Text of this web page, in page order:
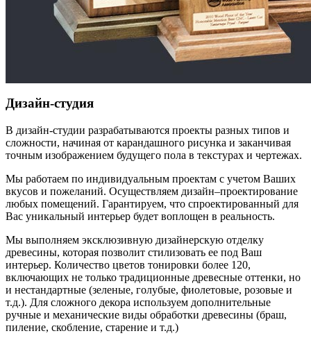
Дизайн-студия
В дизайн-студии разрабатываются проекты разных типов и
сложности, начиная от карандашного рисунка и заканчивая
точным изображением будущего пола в текстурах и чертежах.
Мы работаем по индивидуальным проектам с учетом Ваших
вкусов и пожеланий. Осуществляем дизайн–проектирование
любых помещений. Гарантируем, что спроектированный для
Вас уникальный интерьер будет воплощен в реальность.
Мы выполняем эксклюзивную дизайнерскую отделку
древесины, которая позволит стилизовать ее под Ваш
интерьер. Количество цветов тонировки более 120,
включающих не только традиционные древесные оттенки, но
и нестандартные (зеленые, голубые, фиолетовые, розовые и
т.д.). Для сложного декора используем дополнительные
ручные и механические виды обработки древесины (браш,
пиление, скобление, старение и т.д.)